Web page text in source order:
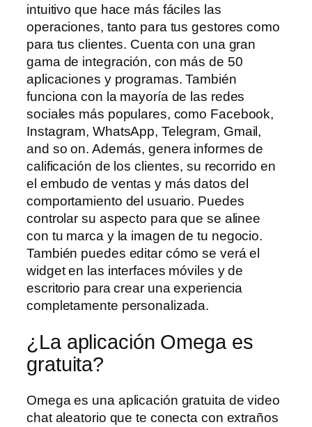
intuitivo que hace más fáciles las
operaciones, tanto para tus gestores como
para tus clientes. Cuenta con una gran
gama de integración, con más de 50
aplicaciones y programas. También
funciona con la mayoría de las redes
sociales más populares, como Facebook,
Instagram, WhatsApp, Telegram, Gmail,
and so on. Además, genera informes de
calificación de los clientes, su recorrido en
el embudo de ventas y más datos del
comportamiento del usuario. Puedes
controlar su aspecto para que se alinee
con tu marca y la imagen de tu negocio.
También puedes editar cómo se verá el
widget en las interfaces móviles y de
escritorio para crear una experiencia
completamente personalizada.
¿La aplicación Omega es
gratuita?
Omega es una aplicación gratuita de video
chat aleatorio que te conecta con extraños